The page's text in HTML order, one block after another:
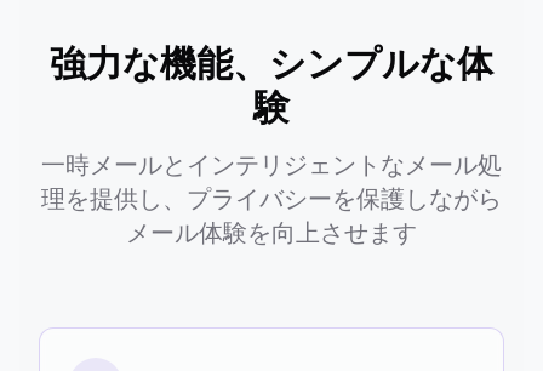
強力な機能、シンプルな体
験
一時メールとインテリジェントなメール処
理を提供し、プライバシーを保護しながら
メール体験を向上させます